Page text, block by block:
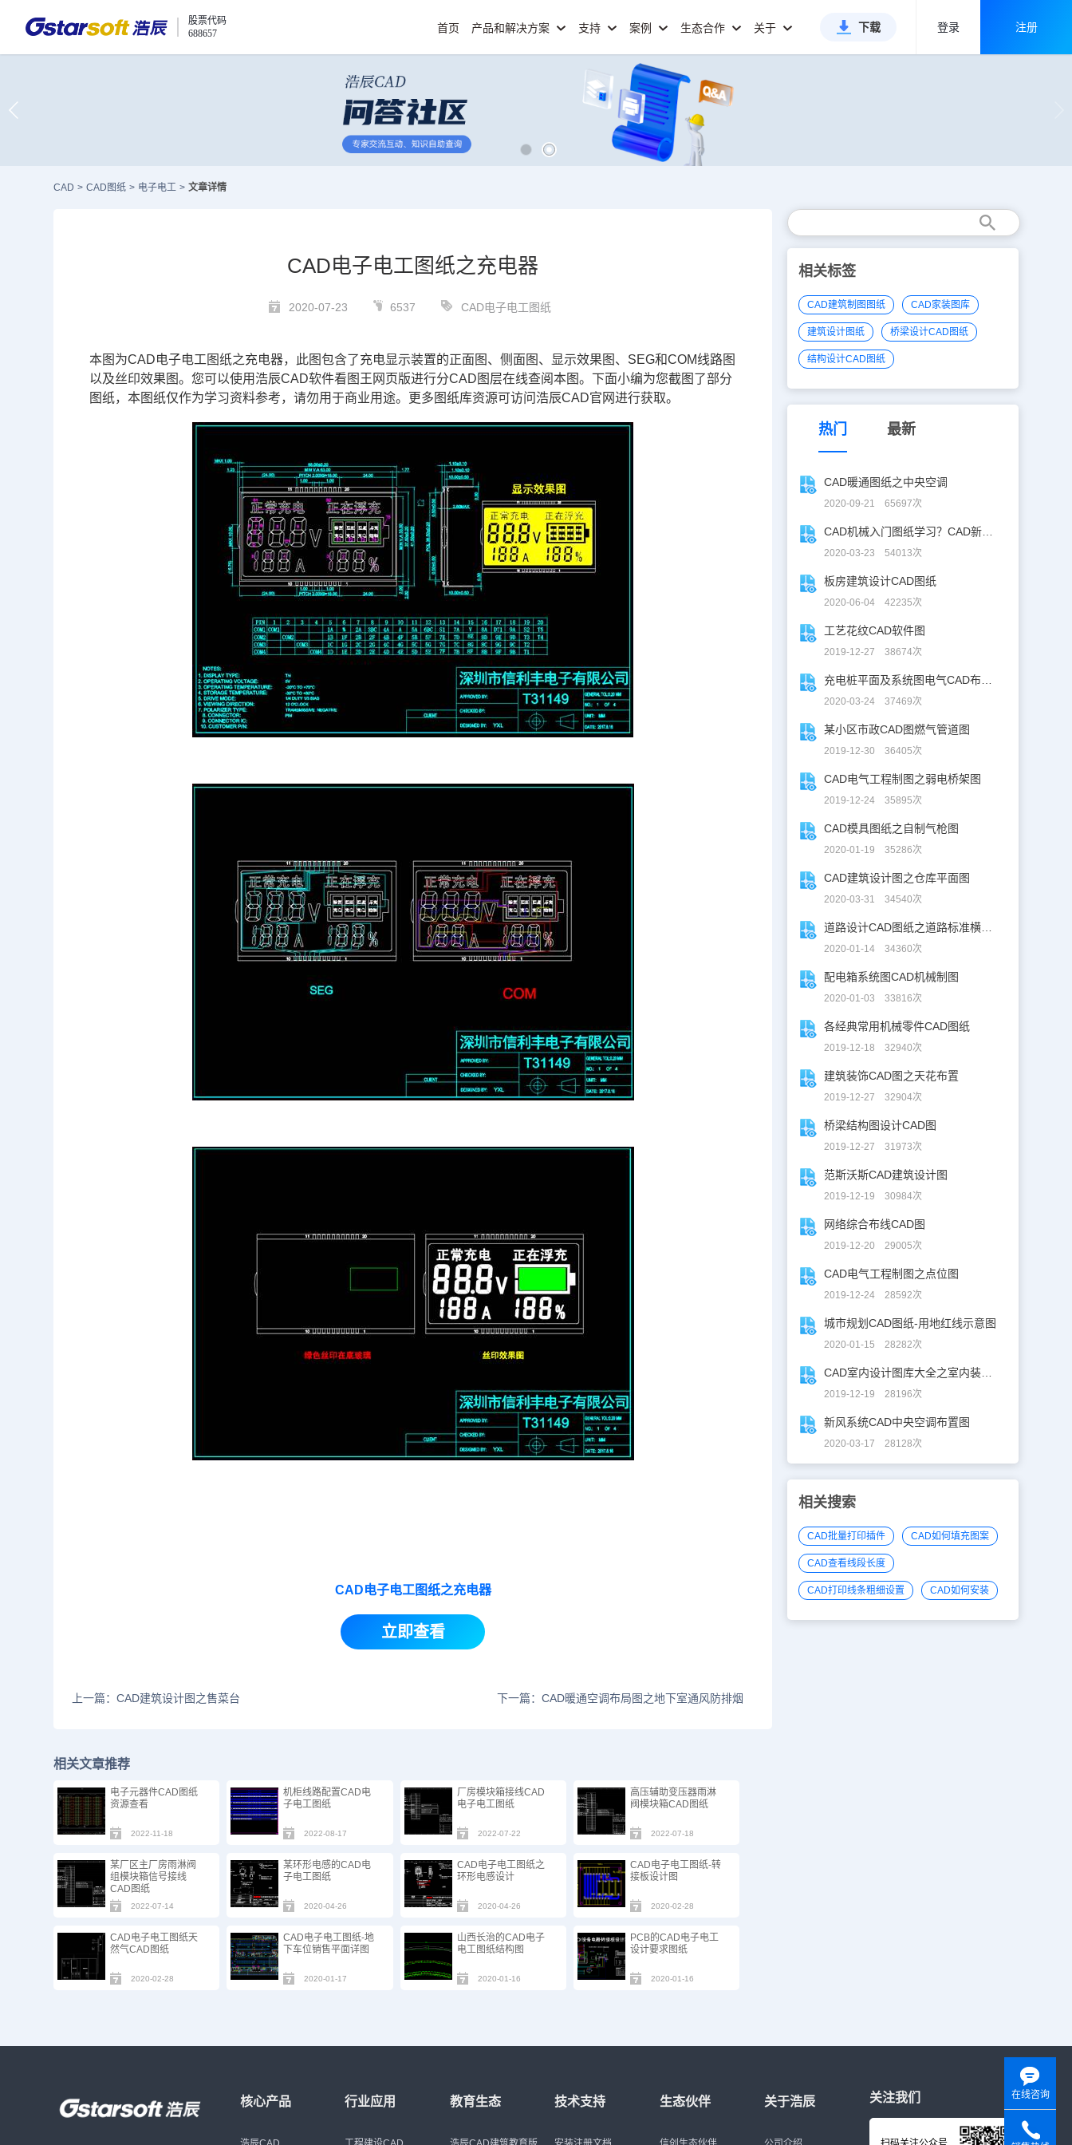
股票代码
688657
首页 产品和解决方案 支持 案例 生态合作 关于 下载 登录 注册
CAD > CAD图纸 > 电子电工 > 文章详情
CAD电子电工图纸之充电器
2020-07-23 6537 CAD电子电工图纸
本图为CAD电子电工图纸之充电器，此图包含了充电显示装置的正面图、侧面图、显示效果图、SEG和COM线路图
以及丝印效果图。您可以使用浩辰CAD软件看图王网页版进行分CAD图层在线查阅本图。下面小编为您截图了部分
图纸，本图纸仅作为学习资料参考，请勿用于商业用途。更多图纸库资源可访问浩辰CAD官网进行获取。
CAD电子电工图纸之充电器
立即查看
上一篇：CAD建筑设计图之售菜台 下一篇：CAD暖通空调布局图之地下室通风防排烟
相关文章推荐
电子元器件CAD图纸
资源查看
2022-11-18
机柜线路配置CAD电
子电工图纸
2022-08-17
厂房模块箱接线CAD
电子电工图纸
2022-07-22
高压辅助变压器雨淋
阀模块箱CAD图纸
2022-07-18
某厂区主厂房雨淋阀
组模块箱信号接线
CAD图纸
2022-07-14
某环形电感的CAD电
子电工图纸
2020-04-26
CAD电子电工图纸之
环形电感设计
2020-04-26
CAD电子电工图纸-转
接板设计图
2020-02-28
CAD电子电工图纸天
然气CAD图纸
2020-02-28
CAD电子电工图纸-地
下车位销售平面详图
2020-01-17
山西长治的CAD电子
电工图纸结构图
2020-01-16
PCB的CAD电子电工
设计要求图纸
2020-01-16
相关标签
CAD建筑制图图纸 CAD家装图库
建筑设计图纸 桥梁设计CAD图纸
结构设计CAD图纸
热门 最新
CAD暖通图纸之中央空调
2020-09-21 65697次
2020-03-23 54013次
板房建筑设计CAD图纸
2020-06-04 42235次
工艺花纹CAD软件图
2019-12-27 38674次
2020-03-24 37469次
某小区市政CAD图燃气管道图
2019-12-30 36405次
CAD电气工程制图之弱电桥架图
2019-12-24 35895次
CAD模具图纸之自制气枪图
2020-01-19 35286次
CAD建筑设计图之仓库平面图
2020-03-31 34540次
2020-01-14 34360次
配电箱系统图CAD机械制图
2020-01-03 33816次
各经典常用机械零件CAD图纸
2019-12-18 32940次
建筑装饰CAD图之天花布置
2019-12-27 32904次
桥梁结构图设计CAD图
2019-12-27 31973次
范斯沃斯CAD建筑设计图
2019-12-19 30984次
网络综合布线CAD图
2019-12-20 29005次
CAD电气工程制图之点位图
2019-12-24 28592次
城市规划CAD图纸-用地红线示意图
2020-01-15 28282次
2019-12-19 28196次
新风系统CAD中央空调布置图
2020-03-17 28128次
相关搜索
CAD批量打印插件 CAD如何填充图案
CAD查看线段长度
CAD打印线条粗细设置 CAD如何安装
核心产品 行业应用 教育生态 技术支持 生态伙伴 关于浩辰 关注我们 在线咨询